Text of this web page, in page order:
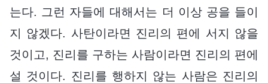
는다. 그런 자들에 대해서는 더 이상 공을 들이
지 않겠다. 사탄이라면 진리의 편에 서지 않을
것이고, 진리를 구하는 사람이라면 진리의 편에
설 것이다. 진리를 행하지 않는 사람은 진리의